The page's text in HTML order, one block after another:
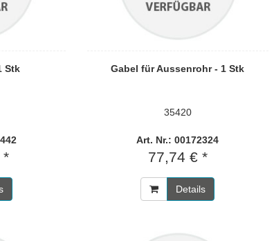
Stk
*
Gabel für Aussenrohr - 1 Stk
35420
Art. Nr.: 00172324
77,74 € *
Details